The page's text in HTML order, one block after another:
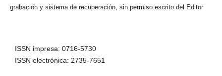
grabación y sistema de recuperación, sin permiso escrito del Editor
ISSN impresa: 0716-5730
ISSN electrónica: 2735-7651